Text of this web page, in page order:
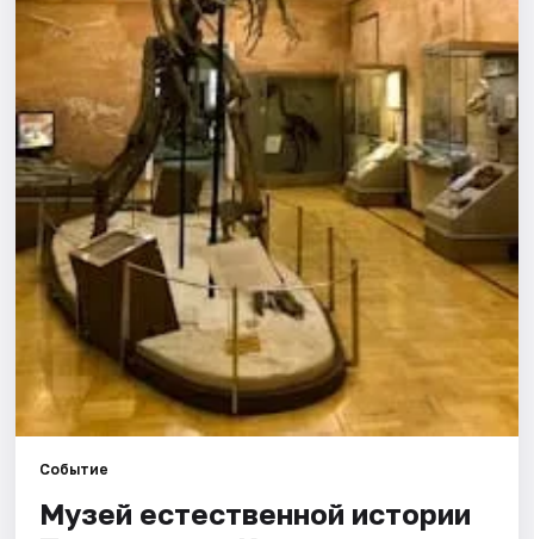
Города
Площадки
Артисты
Рейтинги
Событие
Музей естественной истории